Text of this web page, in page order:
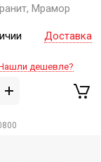
Мрамор
Доставка
дешевле?